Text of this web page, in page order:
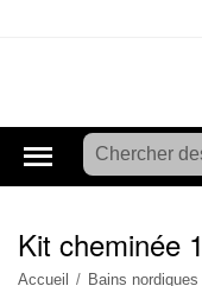
Kit cheminée
Accueil / Bains nordiques